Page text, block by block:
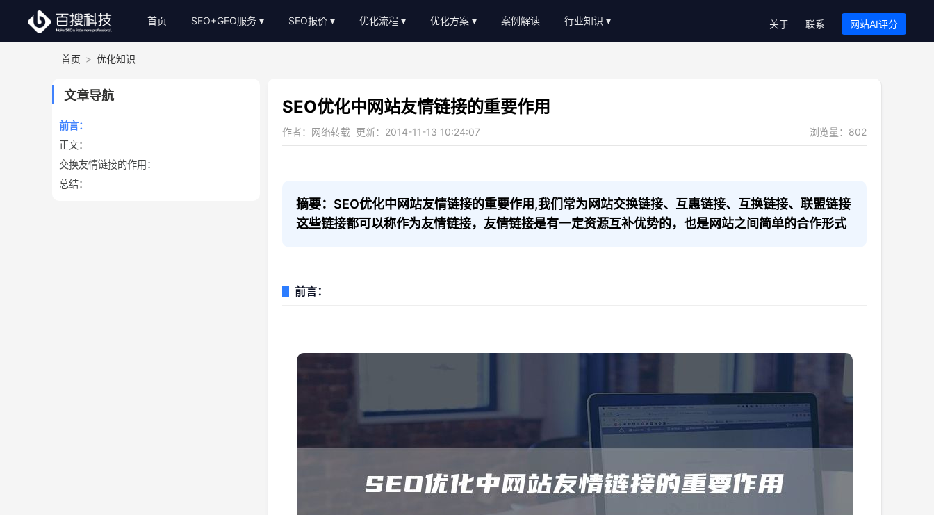
首页 SEO+GEO服务 SEO报价 优化流程
常见问题
服务优势
优化方案
b2c/b平台
传统制造业
装修设计
医疗医美
案例解读 行业知识
名词大全
优化知识
关于 联系 网站AI评分
首页 > 优化知识
文章导航
前言：
正文：
交换友情链接的作用：
总结：
SEO优化中网站友情链接的重要作用
作者：网络转载 更新：2014-11-13 10:24:07 浏览量： 802
摘要：SEO优化中网站友情链接的重要作用,我们常为网站交换链接、互惠链接、互换链接、联盟链接
这些链接都可以称作为友情链接，友情链接是有一定资源互补优势的，也是网站之间简单的合作形式
前言：